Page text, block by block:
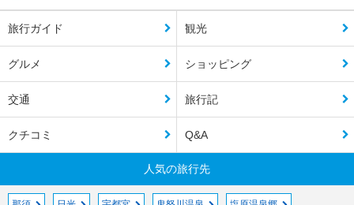
旅行ガイド 観光
グルメ ショッピング
交通 旅行記
クチコミ Q&A
人気の旅行先